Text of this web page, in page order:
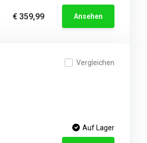
€ 359,99 Ansehen
Vergleichen
Auf Lager